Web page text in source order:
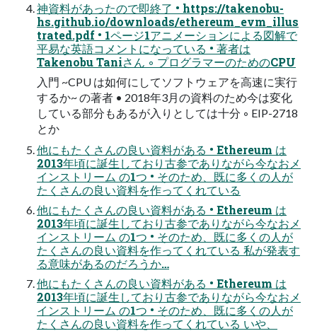
神資料があったので即終了 • https://takenobu-
hs.github.io/downloads/ethereum_evm_illus
trated.pdf • 1ページ1アニメーションによる図解で
平易な英語コメントになっている • 著者は
Takenobu Taniさん ◦ プログラマーのためのCPU
入門 ~CPU は如何にしてソフトウェアを高速に実行
するか~ の著者 • 2018年3月の資料のため今は変化
している部分もあるが入りとしては十分 ◦ EIP-2718
とか
他にもたくさんの良い資料がある • Ethereum は
2013年頃に誕生しており古参でありながら今なおメ
インストリーム の1つ • そのため、既に多くの人が
たくさんの良い資料を作ってくれている
他にもたくさんの良い資料がある • Ethereum は
2013年頃に誕生しており古参でありながら今なおメ
インストリーム の1つ • そのため、既に多くの人が
たくさんの良い資料を作ってくれている 私が発表す
る意味があるのだろうか…
他にもたくさんの良い資料がある • Ethereum は
2013年頃に誕生しており古参でありながら今なおメ
インストリーム の1つ • そのため、既に多くの人が
たくさんの良い資料を作ってくれている いや、